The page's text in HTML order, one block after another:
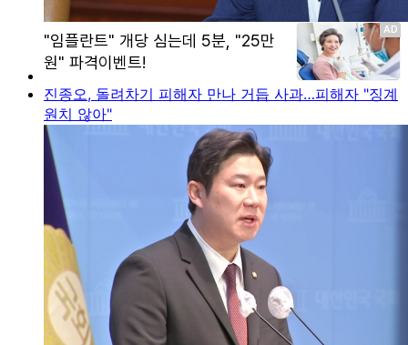
진종오, 돌려차기 피해자 만나 거듭 사과…피해자 "징계
원치 않아"